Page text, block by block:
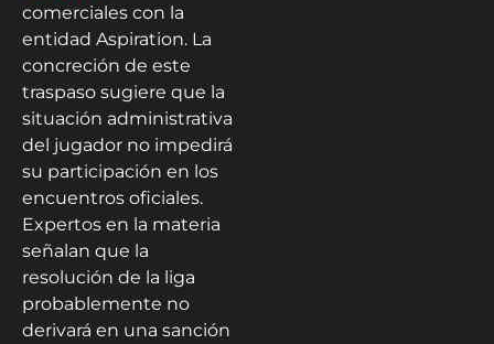
comerciales con la
entidad Aspiration. La
concreción de este
traspaso sugiere que la
situación administrativa
del jugador no impedirá
su participación en los
encuentros oficiales.
Expertos en la materia
señalan que la
resolución de la liga
probablemente no
derivará en una sanción